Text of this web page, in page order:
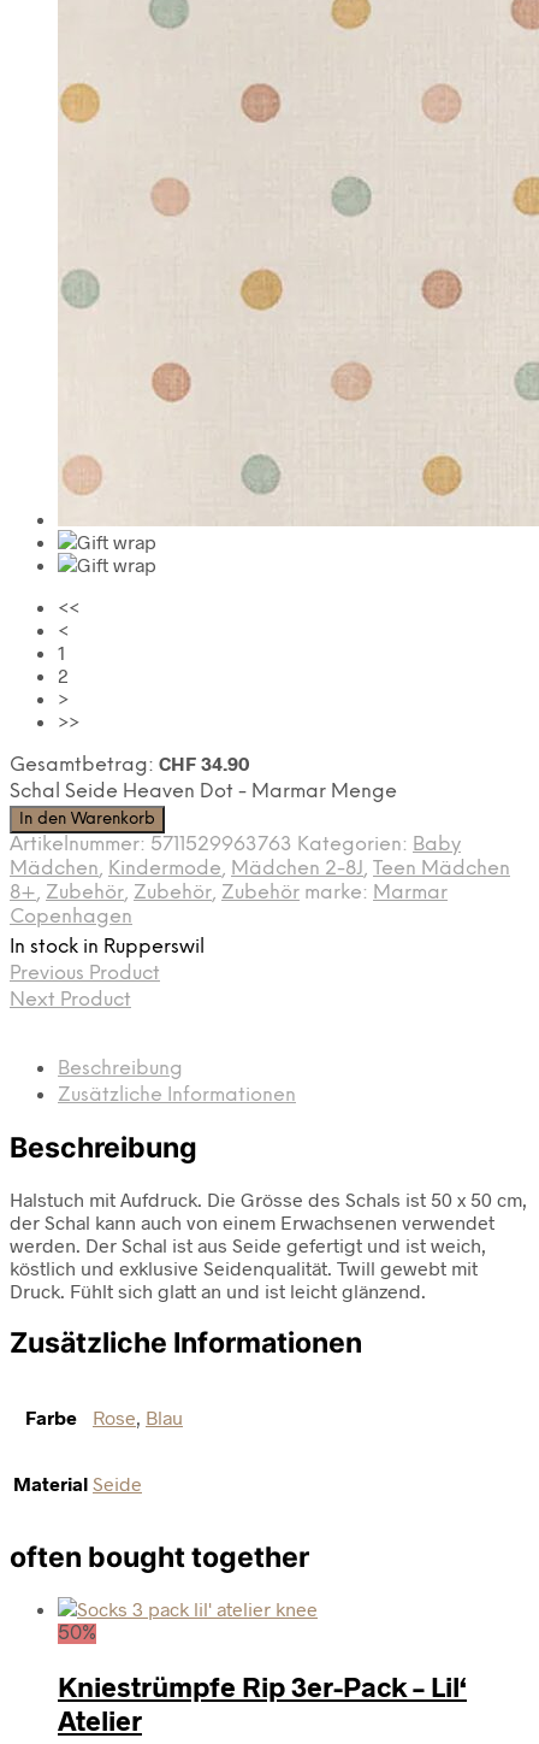
<<
<
1
2
>
>>
Gesamtbetrag: CHF 34.90
Schal Seide Heaven Dot - Marmar Menge
In den Warenkorb
Artikelnummer: 5711529963763 Kategorien: Baby
Mädchen, Kindermode, Mädchen 2-8J, Teen Mädchen
8+, Zubehör, Zubehör, Zubehör marke: Marmar
Copenhagen
In stock in Rupperswil
Previous Product
Next Product
Beschreibung
Zusätzliche Informationen
Beschreibung
Halstuch mit Aufdruck. Die Grösse des Schals ist 50 x 50 cm,
der Schal kann auch von einem Erwachsenen verwendet
werden. Der Schal ist aus Seide gefertigt und ist weich,
köstlich und exklusive Seidenqualität. Twill gewebt mit
Druck. Fühlt sich glatt an und ist leicht glänzend.
Zusätzliche Informationen
Farbe Rose Blau
Material Seide
often bought together
50%
Kniestrümpfe Rip 3er-Pack – Lil‘
Atelier